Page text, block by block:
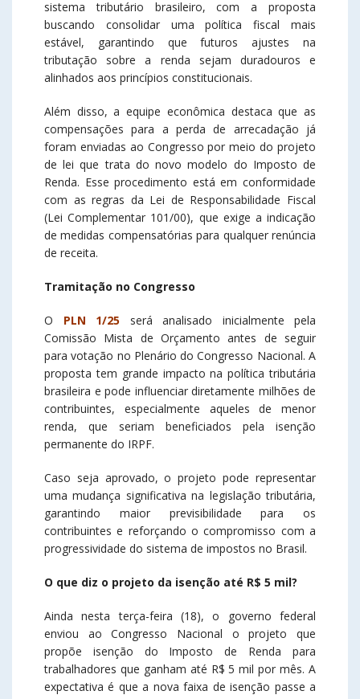
sistema tributário brasileiro, com a proposta
buscando consolidar uma política fiscal mais
estável, garantindo que futuros ajustes na
tributação sobre a renda sejam duradouros e
alinhados aos princípios constitucionais.
Além disso, a equipe econômica destaca que as
compensações para a perda de arrecadação já
foram enviadas ao Congresso por meio do projeto
de lei que trata do novo modelo do Imposto de
Renda. Esse procedimento está em conformidade
com as regras da Lei de Responsabilidade Fiscal
(Lei Complementar 101/00), que exige a indicação
de medidas compensatórias para qualquer renúncia
de receita.
Tramitação no Congresso
O PLN 1/25 será analisado inicialmente pela
Comissão Mista de Orçamento antes de seguir
para votação no Plenário do Congresso Nacional. A
proposta tem grande impacto na política tributária
brasileira e pode influenciar diretamente milhões de
contribuintes, especialmente aqueles de menor
renda, que seriam beneficiados pela isenção
permanente do IRPF.
Caso seja aprovado, o projeto pode representar
uma mudança significativa na legislação tributária,
garantindo maior previsibilidade para os
contribuintes e reforçando o compromisso com a
progressividade do sistema de impostos no Brasil.
O que diz o projeto da isenção até R$ 5 mil?
Ainda nesta terça-feira (18), o governo federal
enviou ao Congresso Nacional o projeto que
propõe isenção do Imposto de Renda para
trabalhadores que ganham até R$ 5 mil por mês. A
expectativa é que a nova faixa de isenção passe a